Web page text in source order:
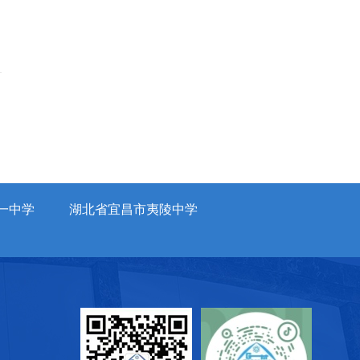
中学
湖北省宜昌市夷陵中学